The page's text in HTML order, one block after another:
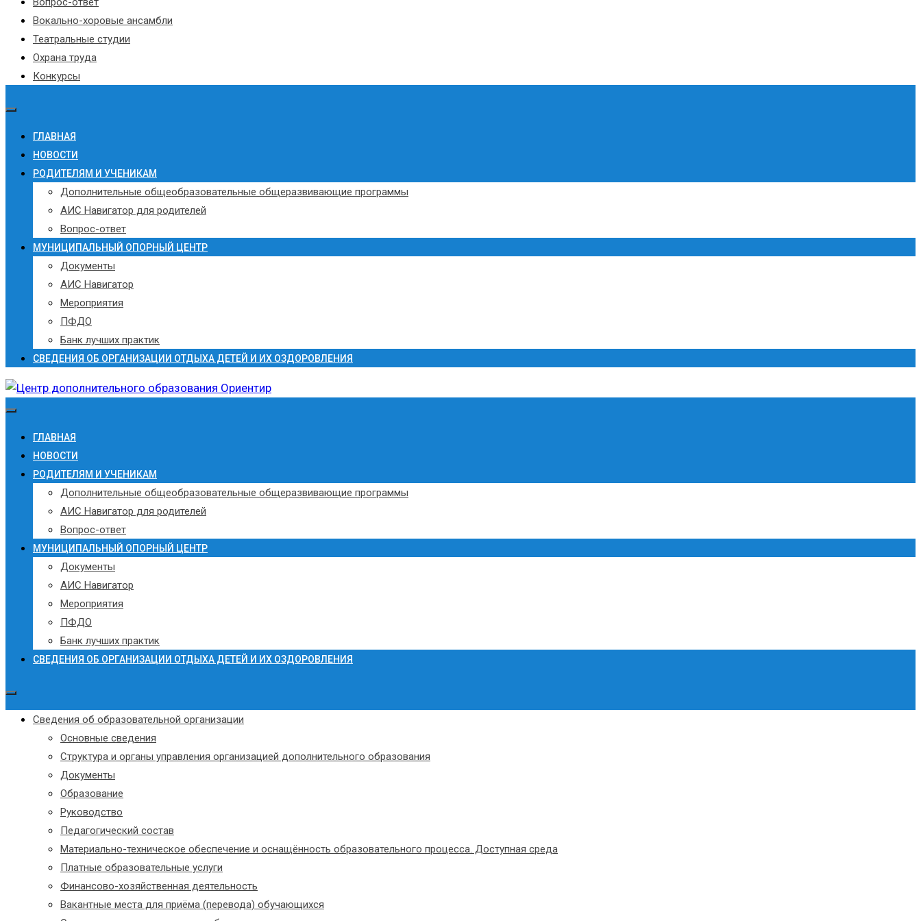
Вокально-хоровые ансамбли
Театральные студии
Охрана труда
Конкурсы
ГЛАВНАЯ
НОВОСТИ
РОДИТЕЛЯМ И УЧЕНИКАМ
Дополнительные общеобразовательные общеразвивающие программы
АИС Навигатор для родителей
Вопрос-ответ
МУНИЦИПАЛЬНЫЙ ОПОРНЫЙ ЦЕНТР
Документы
АИС Навигатор
Мероприятия
ПФДО
Банк лучших практик
СВЕДЕНИЯ ОБ ОРГАНИЗАЦИИ ОТДЫХА ДЕТЕЙ И ИХ ОЗДОРОВЛЕНИЯ
ГЛАВНАЯ
НОВОСТИ
РОДИТЕЛЯМ И УЧЕНИКАМ
Дополнительные общеобразовательные общеразвивающие программы
АИС Навигатор для родителей
Вопрос-ответ
МУНИЦИПАЛЬНЫЙ ОПОРНЫЙ ЦЕНТР
Документы
АИС Навигатор
Мероприятия
ПФДО
Банк лучших практик
СВЕДЕНИЯ ОБ ОРГАНИЗАЦИИ ОТДЫХА ДЕТЕЙ И ИХ ОЗДОРОВЛЕНИЯ
Сведения об образовательной организации
Основные сведения
Структура и органы управления организацией дополнительного образования
Документы
Образование
Руководство
Педагогический состав
Материально-техническое обеспечение и оснащённость образовательного процесса. Доступная среда
Платные образовательные услуги
Финансово-хозяйственная деятельность
Вакантные места для приёма (перевода) обучающихся